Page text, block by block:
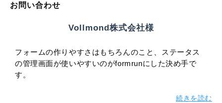
お問い合わせ
Vollmond株式会社様
フォームの作りやすさはもちろんのこと、ステータス
の管理画面が使いやすいのがformrunにした決め手で
す。
続きを読む